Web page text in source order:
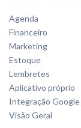
Agenda
Financeiro
Marketing
Estoque
Lembretes
Aplicativo próprio
Integração Google
Visão Geral